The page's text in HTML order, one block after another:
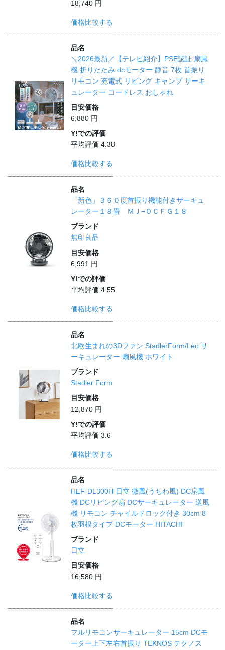
18,740 円
価格比較する
品名
＼2026最新／【テレビ紹介】PSE認証 扇風
機 折りたたみ dcモーター 静音 7枚 首振り
リモコン 充電式 リビング キャンプ サーキ
ュレーター コードレス おしゃれ
目安価格
6,880 円
Y!での評価
平均評価 4.38
価格比較する
品名
「新色」３６０度首振り機能付きサーキュ
レーター１８畳 ＭＪ−ＯＣＦＧ１８
ブランド
無印良品
目安価格
6,991 円
Y!での評価
平均評価 4.55
価格比較する
品名
北欧生まれの3Dファン StadlerForm/Leo サ
ーキュレーター 扇風機 ホワイト
ブランド
Stadler Form
目安価格
12,870 円
Y!での評価
平均評価 3.6
価格比較する
品名
HEF-DL300H 日立 微風(うちわ風) DC扇風
機 DCリビング扇 DCサーキュレーター 送風
機 リモコン チャイルドロック付き 30cm 8
枚羽根タイプ DCモーター HITACHI
ブランド
日立
目安価格
16,580 円
価格比較する
品名
フルリモコンサーキュレーター 15cm DCモ
ーター上下左右首振り TEKNOS テクノス